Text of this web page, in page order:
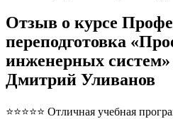
Отзыв о курсе
переподготовка
инженерных
Дмитрий Уливанов
⭐⭐⭐⭐⭐ Отличная учебная